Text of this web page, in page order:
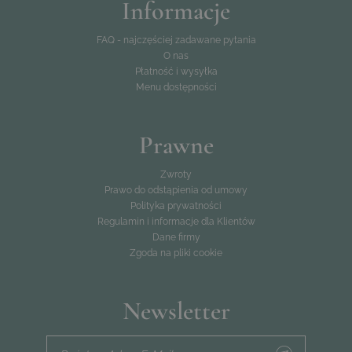
Informacje
FAQ - najczęściej zadawane pytania
O nas
Płatność i wysyłka
Menu dostępności
Prawne
Zwroty
Prawo do odstąpienia od umowy
Polityka prywatności
Regulamin i informacje dla Klientów
Dane firmy
Zgoda na pliki cookie
Newsletter